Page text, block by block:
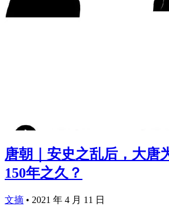
唐朝｜安史之乱后，大唐
150年之久？
文摘 • 2021 年 4 月 11 日